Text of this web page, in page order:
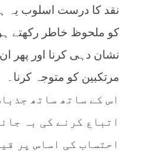
نقد کا درست اسلوب یہ
کو ملحوظ خاطر رکھتے
نشان دہی کرنا اور پھر
مرتکبین کو متوجہ کرنا۔
اس کے ساتھ ساتھ
اتباع کرنے کی بہ
احتساب کی اساس پر